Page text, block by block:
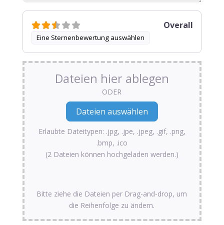
Eine Sternenbewertung auswählen
Overall
Dateien hier ablegen
ODER
Erlaubte Dateitypen: .jpg, .jpe, .jpeg, .gif, .png,
.bmp, .ico
(2 Dateien können hochgeladen werden.)
Bitte ziehe die Dateien per Drag-and-drop, um
die Reihenfolge zu ändern.